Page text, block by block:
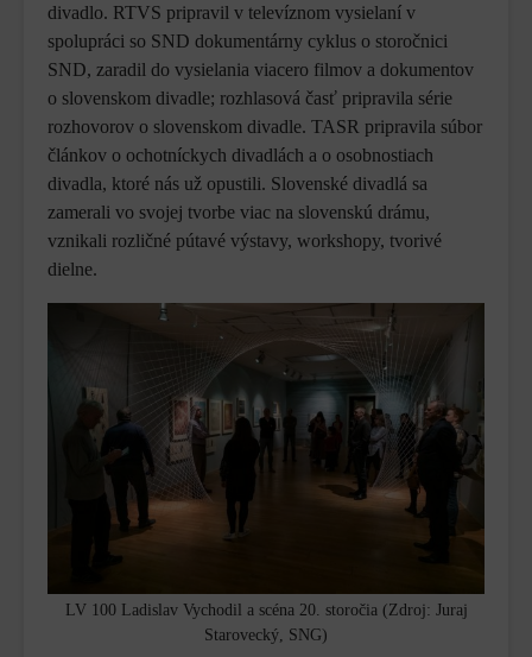
divadlo. RTVS pripravil v televíznom vysielaní v
spolupráci so SND dokumentárny cyklus o storočnici
SND, zaradil do vysielania viacero filmov a dokumentov
o slovenskom divadle; rozhlasová časť pripravila série
rozhovorov o slovenskom divadle. TASR pripravila súbor
článkov o ochotníckych divadlách a o osobnostiach
divadla, ktoré nás už opustili. Slovenské divadlá sa
zamerali vo svojej tvorbe viac na slovenskú drámu,
vznikali rozličné pútavé výstavy, workshopy, tvorivé
dielne.
LV 100 Ladislav Vychodil a scéna 20. storočia (Zdroj: Juraj
Starovecký, SNG)